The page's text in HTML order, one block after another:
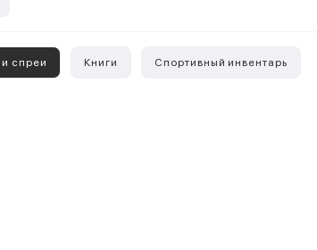
спреи Книги Спортивный инвентарь